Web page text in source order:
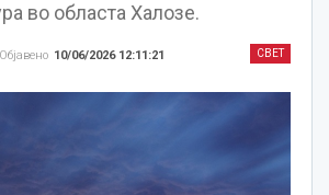
во областа Халозе.
СВЕТ
Објавено 10/06/2026 12:11:21